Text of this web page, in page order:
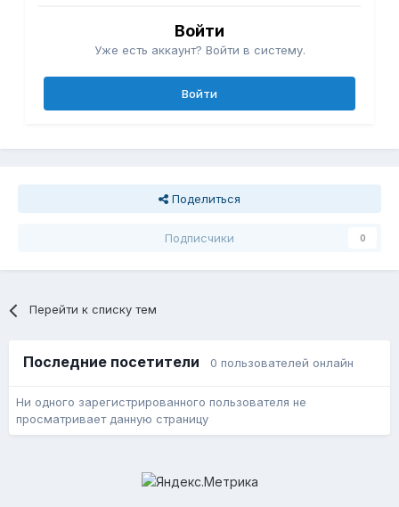
Войти
Уже есть аккаунт? Войти в систему.
Войти
Поделиться
Подписчики 0
Перейти к списку тем
Последние посетители 0 пользователей онлайн
Ни одного зарегистрированного пользователя не
просматривает данную страницу